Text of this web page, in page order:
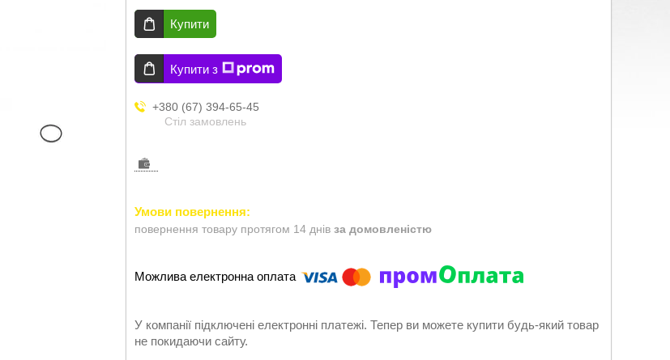
Купити
Купити з
+380 (67) 394-65-45
Стіл замовлень
повернення товару протягом 14 днів за домовленістю
У компанії підключені електронні платежі. Тепер ви можете купити будь-який товар
не покидаючи сайту.